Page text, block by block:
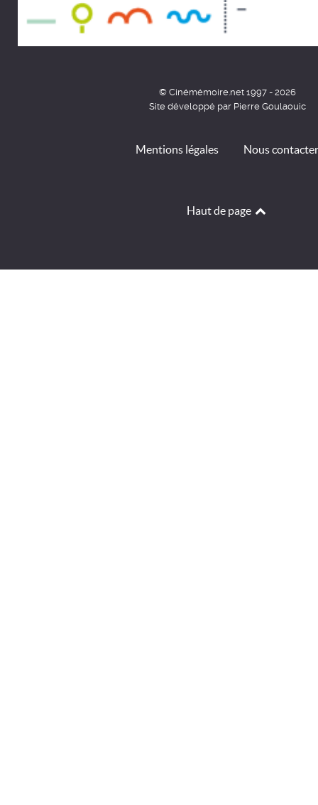
© Cinémémoire.net 1997 - 2026
Site développé par Pierre Goulaouic
Mentions légales Nous contacter
Haut de page